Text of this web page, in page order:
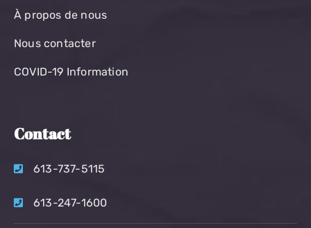
À propos de nous
Nous contacter
COVID-19 Information
Contact
613-737-5115
613-247-1600